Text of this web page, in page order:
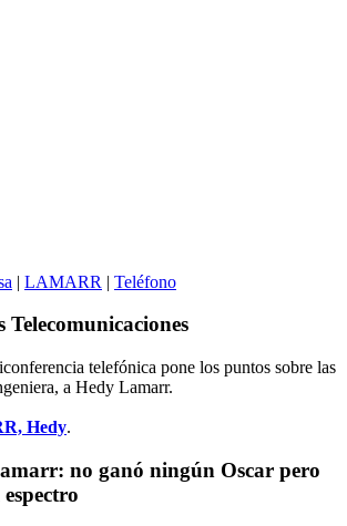
| LAMARR | Teléfono
Telecomunicaciones
telefónica pone los puntos sobre las
a Hedy Lamarr.
Hedy.
no ganó ningún Oscar pero